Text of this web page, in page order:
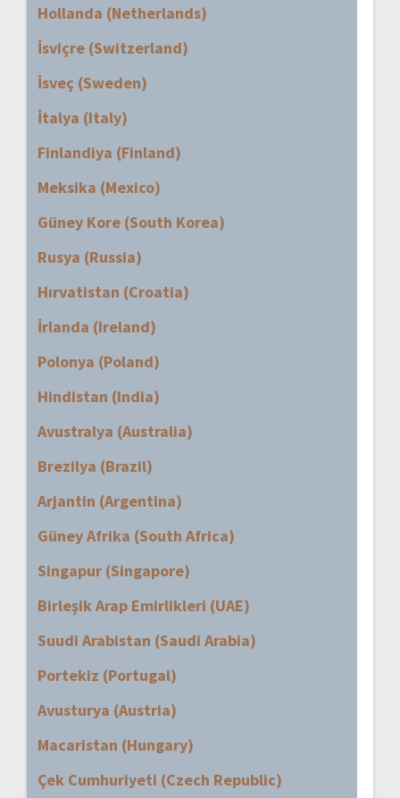
Hollanda (Netherlands)
İsviçre (Switzerland)
İsveç (Sweden)
İtalya (Italy)
Finlandiya (Finland)
Meksika (Mexico)
Güney Kore (South Korea)
Rusya (Russia)
Hırvatistan (Croatia)
İrlanda (Ireland)
Polonya (Poland)
Hindistan (India)
Avustralya (Australia)
Brezilya (Brazil)
Arjantin (Argentina)
Güney Afrika (South Africa)
Singapur (Singapore)
Birleşik Arap Emirlikleri (UAE)
Suudi Arabistan (Saudi Arabia)
Portekiz (Portugal)
Avusturya (Austria)
Macaristan (Hungary)
Çek Cumhuriyeti (Czech Republic)